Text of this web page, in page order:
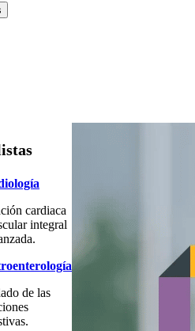
cardiaca
integral
de las